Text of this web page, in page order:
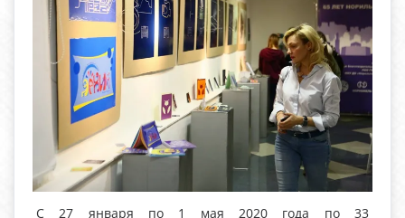
С 27 января по 1 мая 2020 года по 33